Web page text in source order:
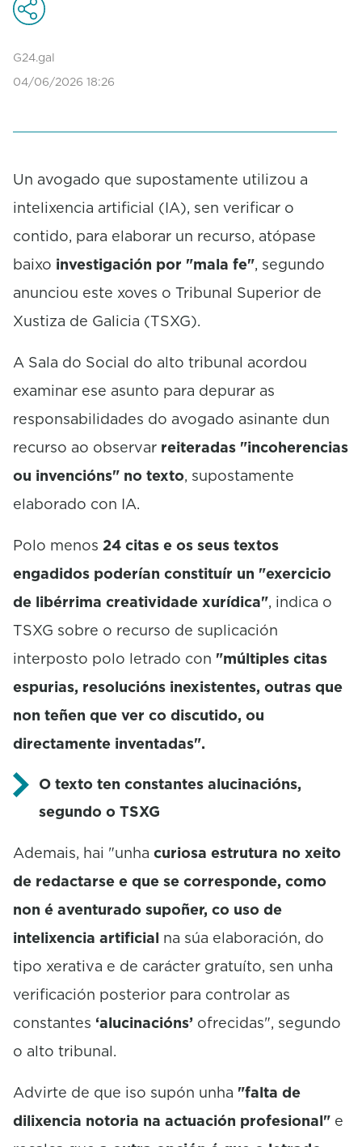
G24.gal
04/06/2026 18:26
Un avogado que supostamente utilizou a
intelixencia artificial (IA), sen verificar o
contido, para elaborar un recurso, atópase
baixo investigación por "mala fe", segundo
anunciou este xoves o Tribunal Superior de
Xustiza de Galicia (TSXG).
A Sala do Social do alto tribunal acordou
examinar ese asunto para depurar as
responsabilidades do avogado asinante dun
recurso ao observar reiteradas "incoherencias
ou invencións" no texto, supostamente
elaborado con IA.
Polo menos 24 citas e os seus textos
engadidos poderían constituír un "exercicio
de libérrima creatividade xurídica", indica o
TSXG sobre o recurso de suplicación
interposto polo letrado con "múltiples citas
espurias, resolucións inexistentes, outras que
non teñen que ver co discutido, ou
directamente inventadas".
O texto ten constantes alucinacións,
segundo o TSXG
Ademais, hai "unha curiosa estrutura no xeito
de redactarse e que se corresponde, como
non é aventurado supoñer, co uso de
intelixencia artificial na súa elaboración, do
tipo xerativa e de carácter gratuíto, sen unha
verificación posterior para controlar as
constantes ‘alucinacións’ ofrecidas", segundo
o alto tribunal.
Advirte de que iso supón unha "falta de
dilixencia notoria na actuación profesional" e